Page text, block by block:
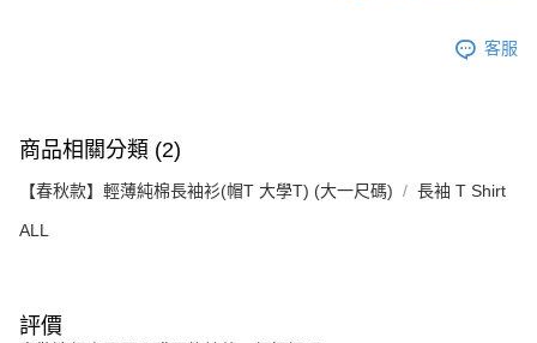
客服
商品相關分類 (2)
【春秋款】輕薄純棉長袖衫(帽T 大學T) (大一尺碼) 長袖 T Shirt
ALL
評價